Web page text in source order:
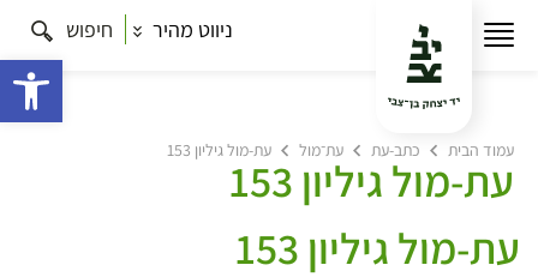
ניווט מהיר חיפוש
עמוד הבית כתב-עת עת־מול עת-מול גיליון 153
עת-מול גיליון 153
עת-מול גיליון 153